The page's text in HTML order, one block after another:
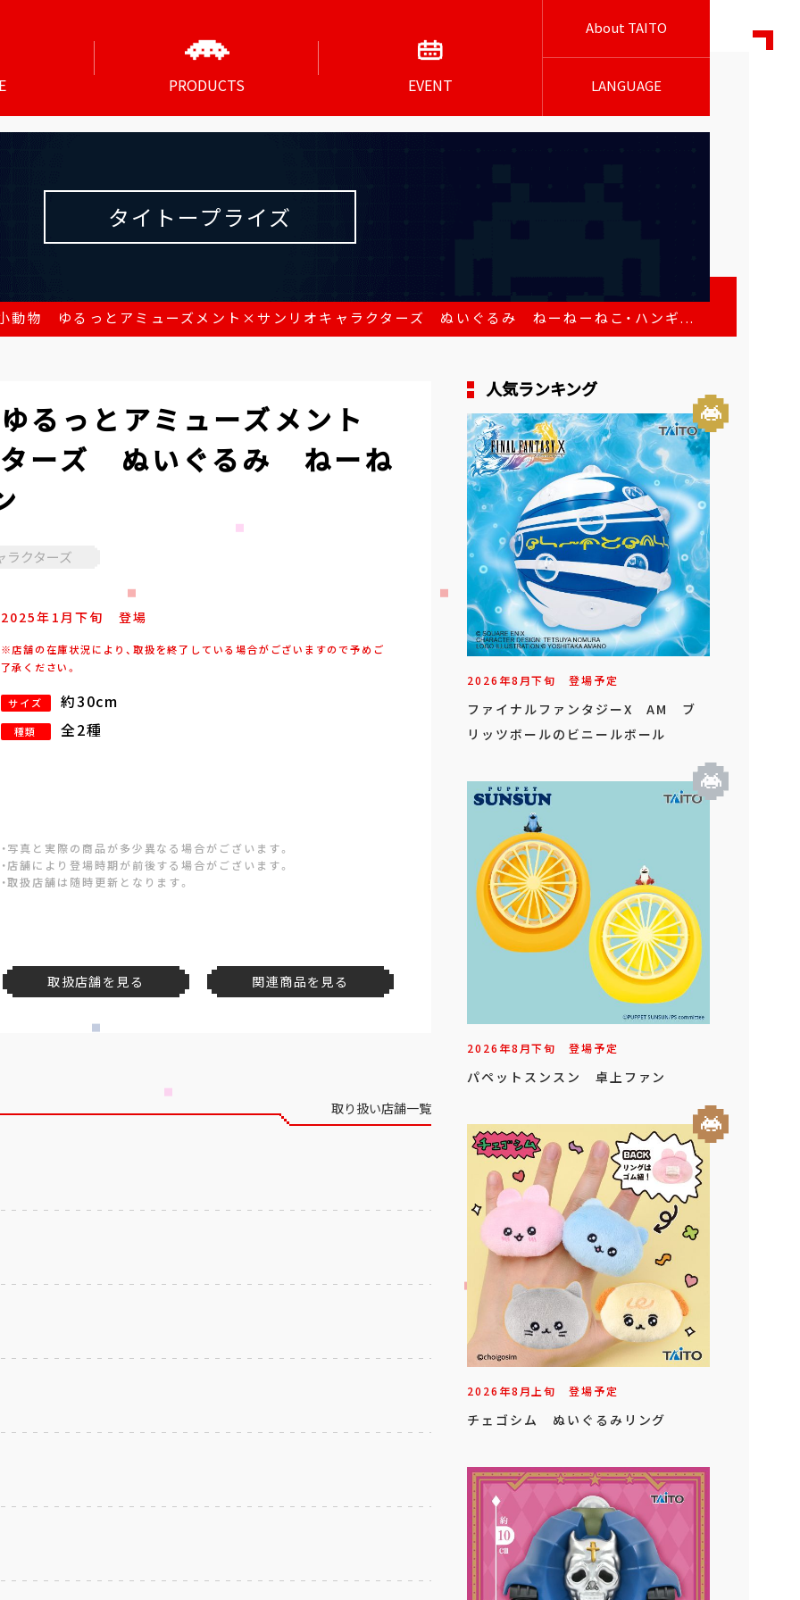
PRODUCTS EVENT
About TAITO
LANGUAGE
タイトープライズ
動物 ゆるっとアミューズメント×サンリオキャラクターズ ぬいぐるみ ねーねーねこ・ハンギ...
るっとアミューズメント
ーズ ぬいぐるみ ねーね
ラクターズ
2025年 1月下旬 登場
※店舗の在庫状況により、取扱を終了している場合がございますので予めご
了承ください。
サイズ 約30cm
種類 全2種
・写真と実際の商品が多少異なる場合がございます。
・店舗により登場時期が前後する場合がございます。
・取扱店舗は随時更新となります。
取扱店舗を見る 関連商品を見る
取り扱い店舗一覧
人気ランキング
2026年8月下旬 登場予定
ファイナルファンタジーX AM ブ
リッツボールのビニールボール
2026年8月下旬 登場予定
パペットスンスン 卓上ファン
2026年8月上旬 登場予定
チェゴシム ぬいぐるみリング